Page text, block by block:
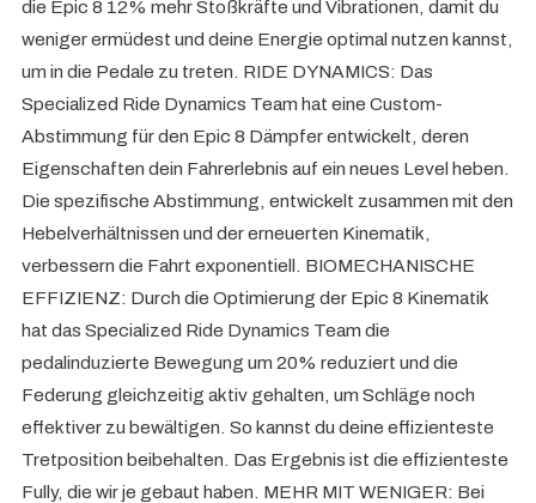
die Epic 8 12% mehr Stoßkräfte und Vibrationen, damit du
weniger ermüdest und deine Energie optimal nutzen kannst,
um in die Pedale zu treten. RIDE DYNAMICS: Das
Specialized Ride Dynamics Team hat eine Custom-
Abstimmung für den Epic 8 Dämpfer entwickelt, deren
Eigenschaften dein Fahrerlebnis auf ein neues Level heben.
Die spezifische Abstimmung, entwickelt zusammen mit den
Hebelverhältnissen und der erneuerten Kinematik,
verbessern die Fahrt exponentiell. BIOMECHANISCHE
EFFIZIENZ: Durch die Optimierung der Epic 8 Kinematik
hat das Specialized Ride Dynamics Team die
pedalinduzierte Bewegung um 20% reduziert und die
Federung gleichzeitig aktiv gehalten, um Schläge noch
effektiver zu bewältigen. So kannst du deine effizienteste
Tretposition beibehalten. Das Ergebnis ist die effizienteste
Fully, die wir je gebaut haben. MEHR MIT WENIGER: Bei